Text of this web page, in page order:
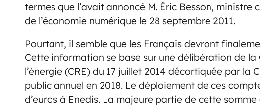
termes que l’avait annoncé M. Éric Besson, ministre
de l’économie numérique le 28 septembre 2011.
Pourtant, il semble que les Français devront
Cette information se base sur une délibération de
l’énergie (CRE) du 17 juillet 2014 décortiquée par la
public annuel en 2018. Le déploiement de ces
d’euros à Enedis. La majeure partie de cette